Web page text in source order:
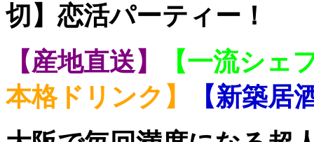
切】恋活パーティー！
【産地直送】
【一流シェ
本格ドリンク】
【新築居